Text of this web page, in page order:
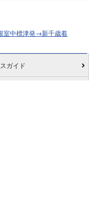
室中標津発→新千歳着
ガイド